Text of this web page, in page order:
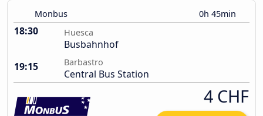
Monbus 0h 45min
18:30 Huesca
Busbahnhof
19:15
Barbastro
Central Bus Station
4 CHF